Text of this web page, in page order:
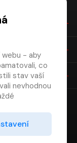
webu - aby
co
stav vaší
nevhodnou